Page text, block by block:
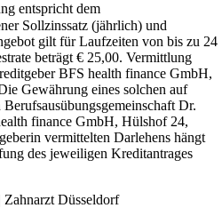
entspricht dem
Sollzinssatz (jährlich) und
gilt für Laufzeiten von bis zu 24
beträgt € 25,00. Vermittlung
BFS health finance GmbH,
Gewährung eines solchen auf
Dr.
finance GmbH, Hülshof 24,
vermittelten Darlehens hängt
des jeweiligen Kreditantrages
Düsseldorf